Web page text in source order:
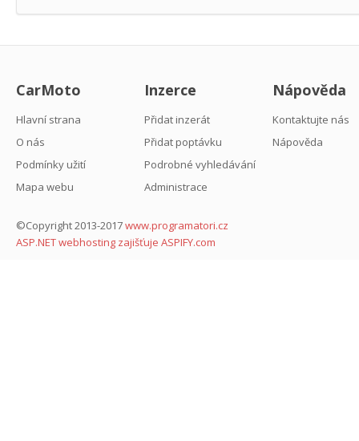
CarMoto
Hlavní strana
O nás
Podmínky užití
Mapa webu
©Copyright 2013-2017www.programatori.cz
ASP.NET webhosting zajišťuje ASPIFY.com
Inzerce
Přidat inzerát
Přidat poptávku
Podrobné vyhledávání
Administrace
Nápověda
Kontaktujte nás
Nápověda